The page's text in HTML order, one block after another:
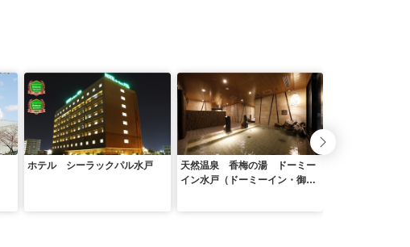
ホテル シーラックパル水戸
天然温泉 香梅の湯 ドーミー
イン水戸（ドーミーイン・御宿